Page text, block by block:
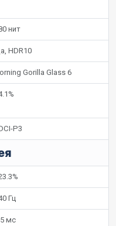
нит
HDR10
Gorilla Glass 6
P3
Гц
мс